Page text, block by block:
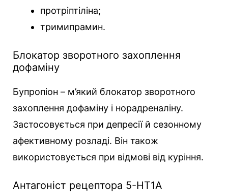
протріптіліна;
тримипрамин.
Блокатор зворотного захоплення
дофаміну
Бупропіон – м’який блокатор зворотного
захоплення дофаміну і норадреналіну.
Застосовується при депресії й сезонному
афективному розладі. Він також
використовується при відмові від куріння.
Антагоніст рецептора 5-HT1A